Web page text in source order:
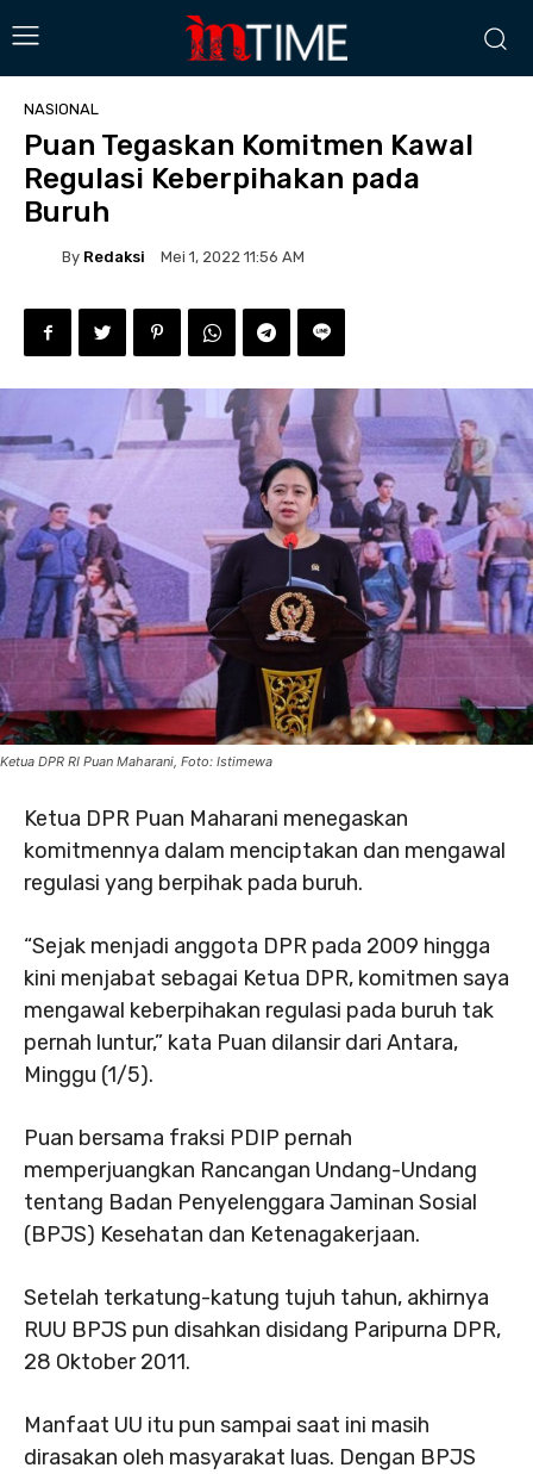
NASIONAL
Puan Tegaskan Komitmen Kawal
Regulasi Keberpihakan pada
Buruh
By Redaksi Mei 1, 2022 11:56 AM
Ketua DPR RI Puan Maharani, Foto: Istimewa
Ketua DPR Puan Maharani menegaskan
komitmennya dalam menciptakan dan mengawal
regulasi yang berpihak pada buruh.
“Sejak menjadi anggota DPR pada 2009 hingga
kini menjabat sebagai Ketua DPR, komitmen saya
mengawal keberpihakan regulasi pada buruh tak
pernah luntur,” kata Puan dilansir dari Antara,
Minggu (1/5).
Puan bersama fraksi PDIP pernah
memperjuangkan Rancangan Undang-Undang
tentang Badan Penyelenggara Jaminan Sosial
(BPJS) Kesehatan dan Ketenagakerjaan.
Setelah terkatung-katung tujuh tahun, akhirnya
RUU BPJS pun disahkan disidang Paripurna DPR,
28 Oktober 2011.
Manfaat UU itu pun sampai saat ini masih
dirasakan oleh masyarakat luas. Dengan BPJS